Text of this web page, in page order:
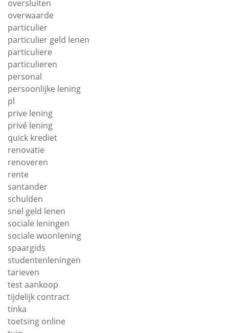
oversluiten
overwaarde
particulier
particulier geld lenen
particuliere
particulieren
personal
persoonlijke lening
pl
prive lening
privé lening
quick krediet
renovatie
renoveren
rente
santander
schulden
snel geld lenen
sociale leningen
sociale woonlening
spaargids
studentenleningen
tarieven
test aankoop
tijdelijk contract
tinka
toetsing online